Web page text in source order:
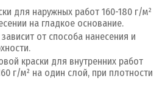
для наружных работ 160-180 г/м²
на гладкое основание.
от способа нанесения и
краски для внутренних работ
г/м² на один слой, при плотности